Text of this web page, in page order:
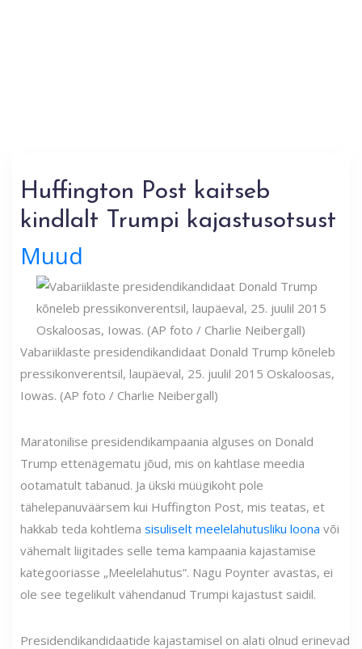
Huffington Post kaitseb
kindlalt Trumpi kajastusotsust
Muud
Vabariiklaste presidendikandidaat Donald Trump kõneleb
pressikonverentsil, laupäeval, 25. juulil 2015 Oskaloosas,
Iowas. (AP foto / Charlie Neibergall)
Maratonilise presidendikampaania alguses on Donald
Trump ettenägematu jõud, mis on kahtlase meedia
ootamatult tabanud. Ja ükski müügikoht pole
tähelepanuväärsem kui Huffington Post, mis teatas, et
hakkab teda kohtlema sisuliselt meelelahutusliku loona või
vähemalt liigitades selle tema kampaania kajastamise
kategooriasse „Meelelahutus”. Nagu Poynter avastas, ei
ole see tegelikult vähendanud Trumpi kajastust saidil.
Presidendikandidaatide kajastamisel on alati olnud erinevad